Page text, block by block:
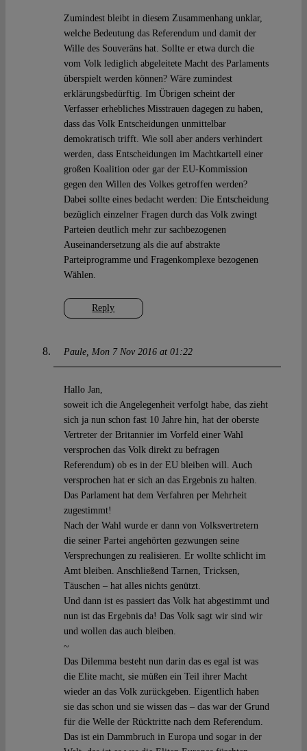
Reply
Zumindest bleibt in diesem Zusammenhang unklar,
welche Bedeutung das Referendum und damit der
Wille des Souveräns hat. Sollte er etwa durch die
vom Volk lediglich abgeleitete Macht des Parlaments
überspielt werden können? Wäre zumindest
erklärungsbedürftig. Im Übrigen scheint der
Verfasser erhebliches Misstrauen dagegen zu haben,
dass das Volk Entscheidungen unmittelbar
demokratisch trifft. Wie soll aber anders verhindert
werden, dass Entscheidungen im Machtkartell einer
großen Koalition oder gar der EU-Kommission
gegen den Willen des Volkes getroffen werden?
Dabei sollte eines bedacht werden: Die Entscheidung
bezüglich einzelner Fragen durch das Volk zwingt
Parteien deutlich mehr zur sachbezogenen
Auseinandersetzung als die auf abstrakte
Parteiprogramme und Fragenkomplexe bezogenen
Wählen.
Paule Mon 7 Nov 2016 at 01:22
Hallo Jan,
soweit ich die Angelegenheit verfolgt habe, das zieht
sich ja nun schon fast 10 Jahre hin, hat der oberste
Vertreter der Britannier im Vorfeld einer Wahl
versprochen das Volk direkt zu befragen
Referendum) ob es in der EU bleiben will. Auch
versprochen hat er sich an das Ergebnis zu halten.
Das Parlament hat dem Verfahren per Mehrheit
zugestimmt!
Nach der Wahl wurde er dann von Volksvertretern
die seiner Partei angehörten gezwungen seine
Versprechungen zu realisieren. Er wollte schlicht im
Amt bleiben. Anschließend Tarnen, Tricksen,
Täuschen – hat alles nichts genützt.
Und dann ist es passiert das Volk hat abgestimmt und
nun ist das Ergebnis da! Das Volk sagt wir sind wir
und wollen das auch bleiben.
~
Das Dilemma besteht nun darin das es egal ist was
die Elite macht, sie müßen ein Teil ihrer Macht
wieder an das Volk zurückgeben. Eigentlich haben
sie das schon und sie wissen das – das war der Grund
für die Welle der Rücktritte nach dem Referendum.
Das ist ein Dammbruch in Europa und sogar in der